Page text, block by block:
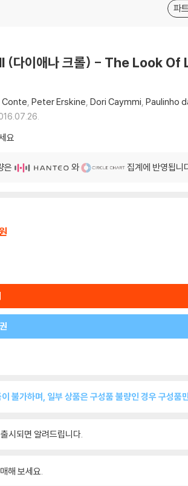
파
(다이애나 크롤) - The Look Of
Conte Peter Erskine Dori Caymmi Paulinho
요
은 와 집계에 반영됩니
불가하며, 일부 상품은 구성품 불량인 경우 구성품
시되면 알려드립니다.
해 보세요.